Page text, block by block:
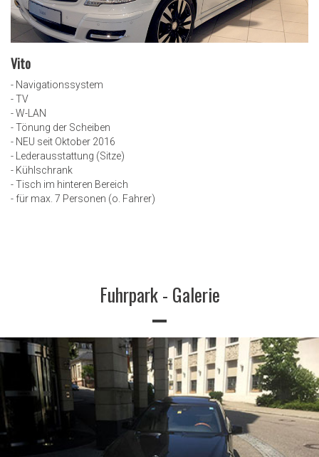
Vito
- Navigationssystem
- TV
- W-LAN
- Tönung der Scheiben
- NEU seit Oktober 2016
- Lederausstattung (Sitze)
- Kühlschrank
- Tisch im hinteren Bereich
- für max. 7 Personen (o. Fahrer)
Fuhrpark - Galerie